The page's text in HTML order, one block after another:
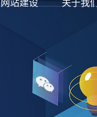
网站建设 关于我们